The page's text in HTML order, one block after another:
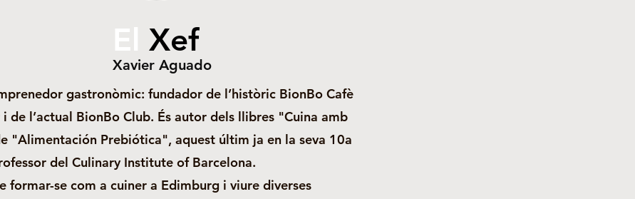
Xef
Xavier Aguado
gastronòmic: fundador de l’històric BionBo Cafè
de l’actual BionBo Club. És autor dels llibres "Cuina amb
"Alimentación Prebiótica", aquest últim ja en la seva 10a
del Culinary Institute of Barcelona.
formar-se com a cuiner a Edimburg i viure diverses